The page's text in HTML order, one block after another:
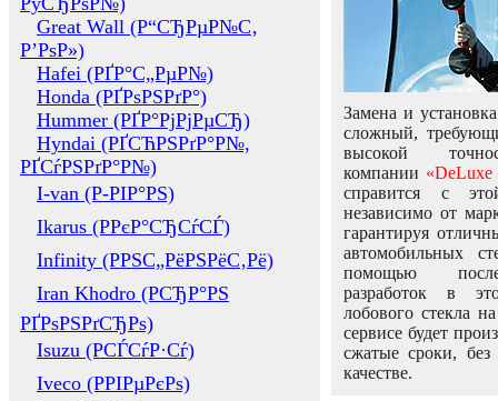
Great Wall (Р“СЂРµР№С‚
Р’РѕР»)
Hafei (РҐР°С„РµР№)
Honda (РҐРѕРЅРґР°)
Hummer (РҐР°РјРјРµСЂ)
Hyndai (РҐСЋРЅРґР°Р№,
РҐСѓРЅРґР°Р№)
I-van (Р-РІР°РЅ)
Ikarus (РРєР°СЂСѓСЃ)
Infinity (РРЅС„РёРЅРёС‚Рё)
Iran Khodro (РСЂР°РЅ
РҐРѕРЅРґСЂРѕ)
Isuzu (РСЃСѓР·Сѓ)
Iveco (РРІРµРєРѕ)
Замена и
сложный,
высокой
компании «DeLuxe
справится с
независимо от
гарантируя
автомобильных
помощью
разработок в
лобового стекла
сервисе будет
сжатые сроки,
качестве.